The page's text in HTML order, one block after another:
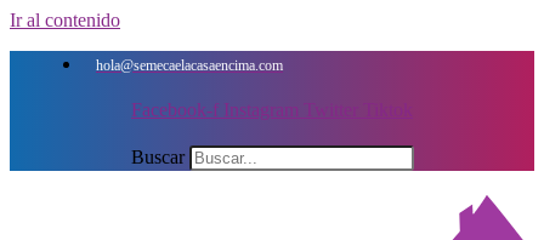
Ir al contenido
hola@semecaelacasaencima.com
Facebook-f Instagram Twitter
Buscar